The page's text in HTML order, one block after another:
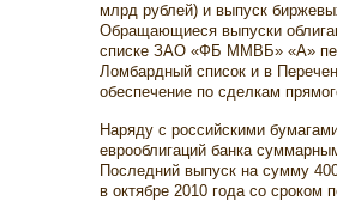
млрд рублей) и выпуск
Обращающиеся выпуски
списке ЗАО «ФБ ММВБ» «А»
Ломбардный список и в
обеспечение по сделкам
Наряду с российскими
еврооблигаций банка
Последний выпуск на сумму
в октябре 2010 года со сроком